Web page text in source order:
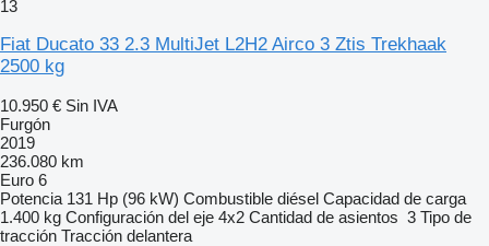
13
Fiat Ducato 33 2.3 MultiJet L2H2 Airco 3 Ztis Trekhaak
2500 kg
10.950 € Sin IVA
Furgón
2019
236.080 km
Euro 6
Potencia 131 Hp (96 kW) Combustible diésel Capacidad de carga
1.400 kg Configuración del eje 4x2 Cantidad de asientos 3 Tipo de
tracción Tracción delantera